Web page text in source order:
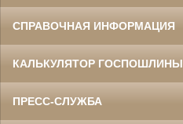
СПРАВОЧНАЯ ИНФОРМАЦИЯ
КАЛЬКУЛЯТОР ГОСПОШЛИНЫ
ПРЕСС-СЛУЖБА